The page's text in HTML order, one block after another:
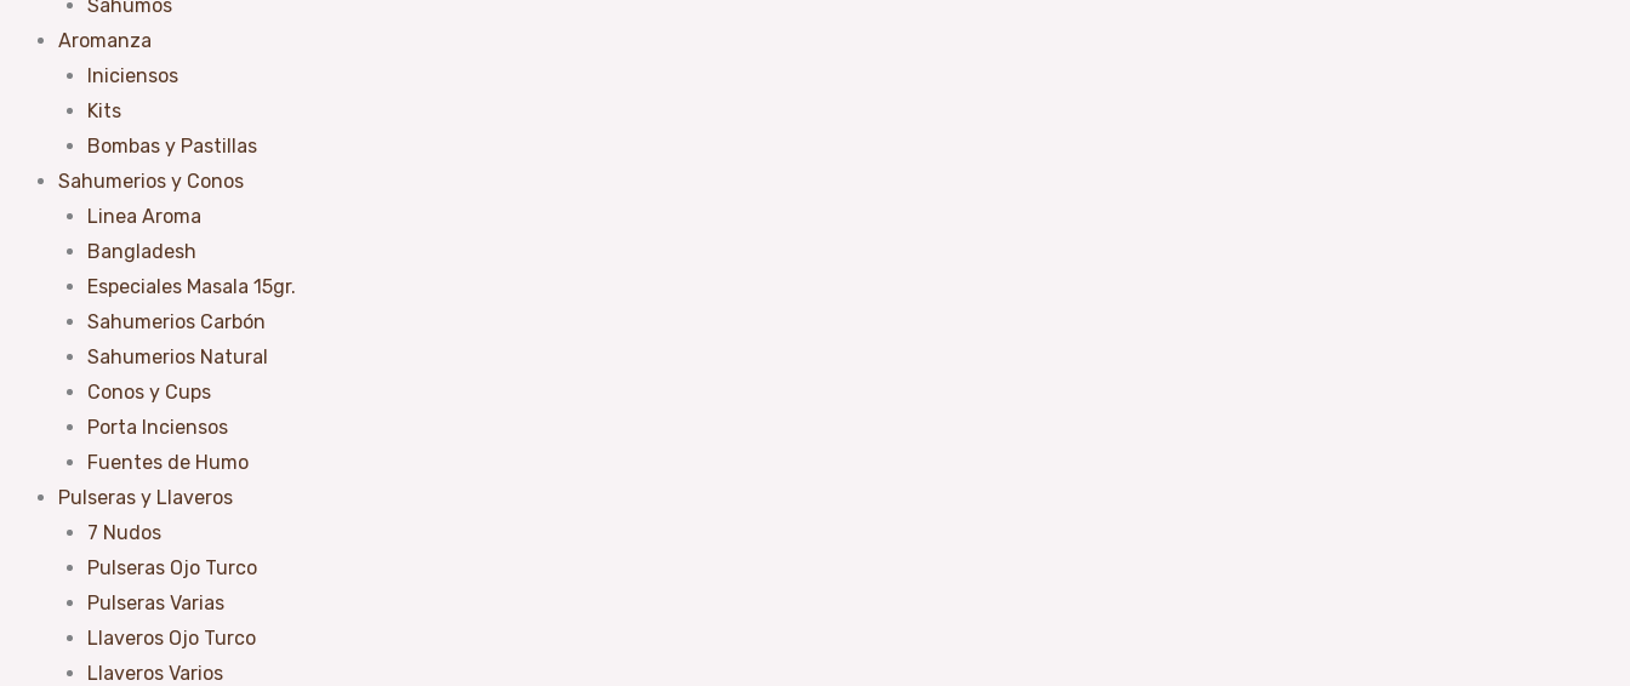
Sahúmos
Aromanza
Iniciensos
Kits
Bombas y Pastillas
Sahumerios y Conos
Linea Aroma
Bangladesh
Especiales Masala 15gr.
Sahumerios Carbón
Sahumerios Natural
Conos y Cups
Porta Inciensos
Fuentes de Humo
Pulseras y Llaveros
7 Nudos
Pulseras Ojo Turco
Pulseras Varias
Llaveros Ojo Turco
Llaveros Varios